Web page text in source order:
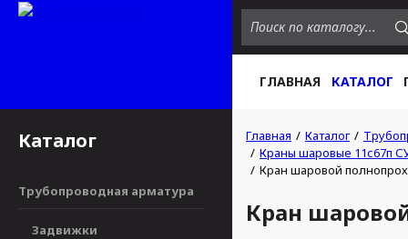
ГЛАВНАЯ КАТАЛОГ
Каталог
Трубопроводная арматура
Задвижки
Главная Каталог
Краны шаровые 11с67п
Кран шаровой
Кран